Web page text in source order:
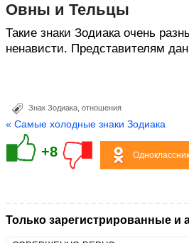
Овны и Тельцы
Такие знаки Зодиака очень
ненависти. Представителям
Знак Зодиака отношения
« Самые холодные знаки Зодиака
+8
Только зарегистрированные и